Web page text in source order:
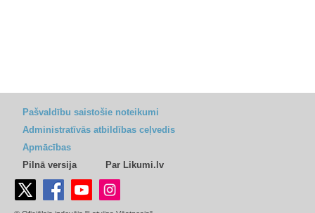
Pašvaldību saistošie noteikumi
Administratīvās atbildības ceļvedis
Apmācības
Pilnā versija
Par Likumi.lv